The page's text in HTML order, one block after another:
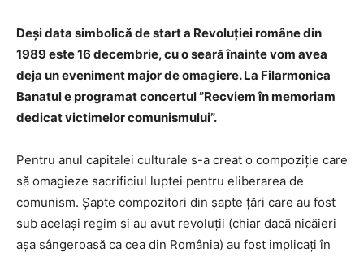
Deși data simbolică de start a Revoluției române din
1989 este 16 decembrie, cu o seară înainte vom avea
deja un eveniment major de omagiere. La Filarmonica
Banatul e programat concertul ”Recviem în memoriam
dedicat victimelor comunismului”.
Pentru anul capitalei culturale s-a creat o compoziție care
să omagieze sacrificiul luptei pentru eliberarea de
comunism. Șapte compozitori din șapte țări care au fost
sub același regim și au avut revoluții (chiar dacă nicăieri
așa sângeroasă ca cea din România) au fost implicați în